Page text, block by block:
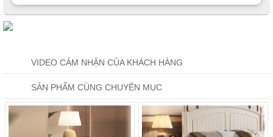
VIDEO CẢM NHẬN CỦA KHÁCH HÀNG
SẢN PHẨM CÙNG CHUYÊN MỤC